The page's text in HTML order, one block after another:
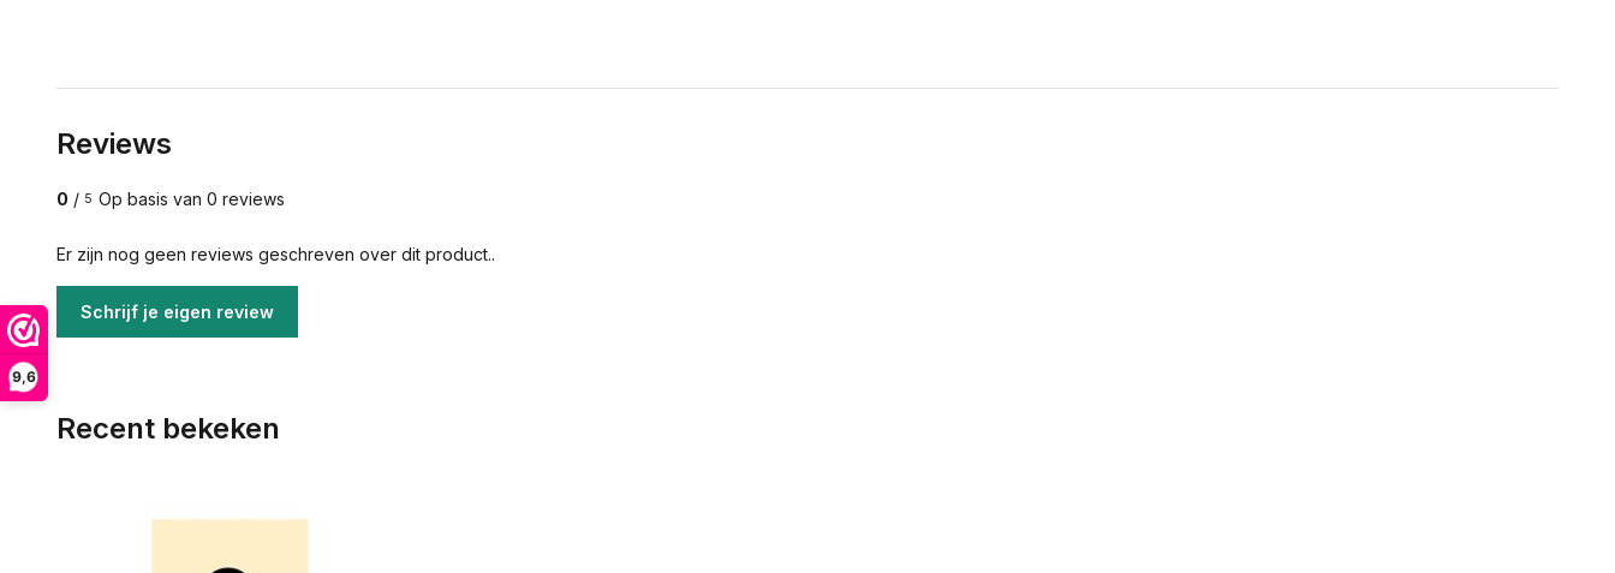
9,6
Reviews
0 / 5 Op basis van 0 reviews
Er zijn nog geen reviews geschreven over dit product..
Schrijf je eigen review
Recent bekeken